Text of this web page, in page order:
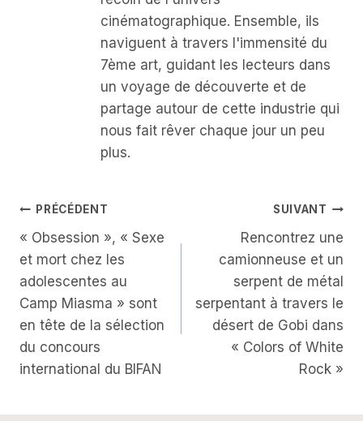
cinématographique. Ensemble, ils
naviguent à travers l'immensité du
7ème art, guidant les lecteurs dans
un voyage de découverte et de
partage autour de cette industrie qui
nous fait rêver chaque jour un peu
plus.
Navigation
De
L’article
PRÉCÉDENT
« Obsession », « Sexe
et mort chez les
adolescentes au
Camp Miasma » sont
en tête de la sélection
du concours
international du BIFAN
SUIVANT
Rencontrez une
camionneuse et un
serpent de métal
serpentant à travers le
désert de Gobi dans
« Colors of White
Rock »